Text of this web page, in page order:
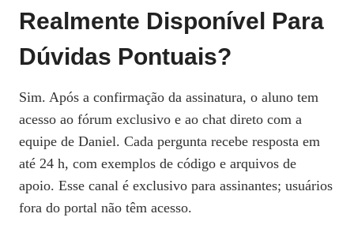
Realmente Disponível Para
Dúvidas Pontuais?
Sim. Após a confirmação da assinatura, o aluno tem
acesso ao fórum exclusivo e ao chat direto com a
equipe de Daniel. Cada pergunta recebe resposta em
até 24 h, com exemplos de código e arquivos de
apoio. Esse canal é exclusivo para assinantes; usuários
fora do portal não têm acesso.